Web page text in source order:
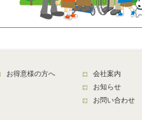
お得意様の方へ
会社案内
お知らせ
お問い合わせ